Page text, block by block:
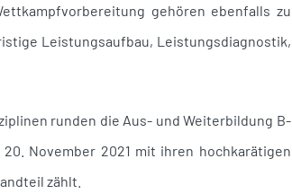
gehören ebenfalls zu
Leistungsaufbau, Leistungsdiagnostik,
runden die Aus- und Weiterbildung B-
November 2021 mit ihren hochkarätigen
zählt.